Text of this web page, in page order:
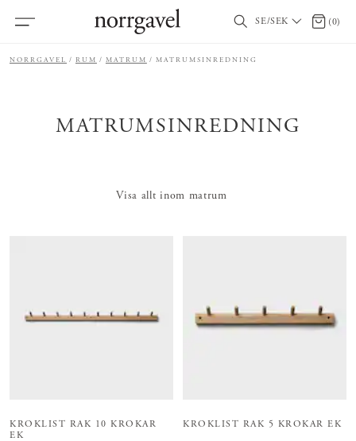
SE/SEK 0 (0)
NORRGAVEL RUM MATRUM MATRUMSINREDNING
MATRUMSINREDNING
Visa allt inom matrum
KROKLIST RAK 10 KROKAR
EK
KROKLIST RAK 5 KROKAR EK